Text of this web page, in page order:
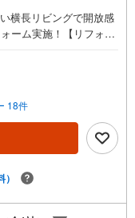
横長リビングで開放感
ーム実施！【リフォー
徒歩圏に充実！■『ラ
ラク！■「ライフ ドラ
ラッグアカカベ 阿波座
ート 日本生命病院店」
！■11階部分×南向
スにオートロック完備で
に室内見学可能です！
18件